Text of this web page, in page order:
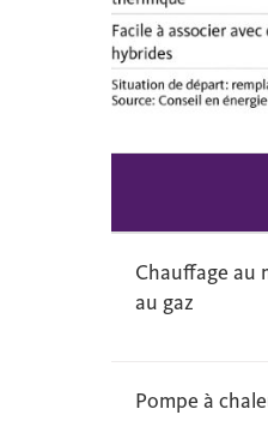
Chauffage au
au gaz
Pompe à